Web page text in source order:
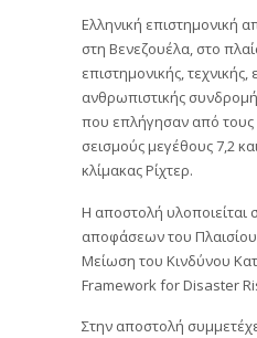
Ελληνική επιστημονική
στη Βενεζουέλα, στο
επιστημονικής, τεχνικής,
ανθρωπιστικής
που επλήγησαν από τους
σεισμούς μεγέθους 7,2
κλίμακας Ρίχτερ.
Η αποστολή υλοποιείται
αποφάσεων του
Μείωση του Κινδύνου
Framework for Disaster
Στην αποστολή